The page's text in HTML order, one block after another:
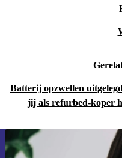
Batterij opzwellen
jij als refurbed-koper
Meld je